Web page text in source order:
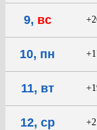
9, вс
10, пн
11, вт
12, ср